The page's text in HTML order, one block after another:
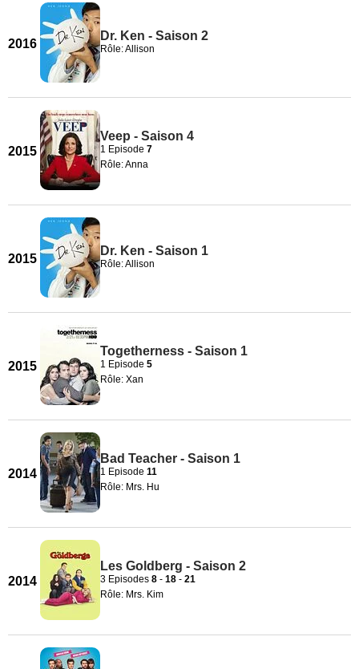
2016
Dr. Ken - Saison 2
Rôle: Allison
2015
Veep - Saison 4
1 Episode 7
Rôle: Anna
2015
Dr. Ken - Saison 1
Rôle: Allison
2015
Togetherness - Saison 1
1 Episode 5
Rôle: Xan
2014
Bad Teacher - Saison 1
1 Episode 11
Rôle: Mrs. Hu
2014
Les Goldberg - Saison 2
3 Episodes 8 - 18 - 21
Rôle: Mrs. Kim